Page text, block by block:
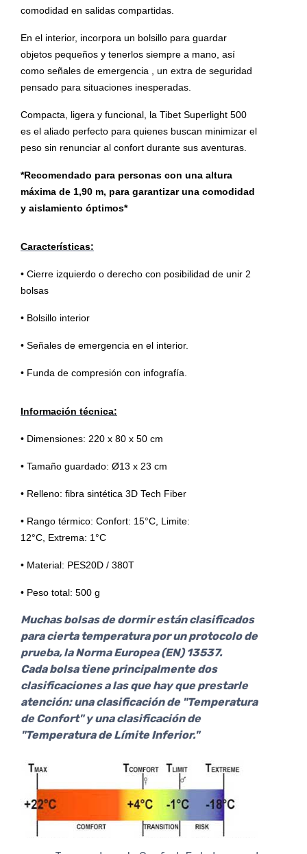
comodidad en salidas compartidas.
En el interior, incorpora un bolsillo para guardar
objetos pequeños y tenerlos siempre a mano, así
como señales de emergencia , un extra de seguridad
pensado para situaciones inesperadas.
Compacta, ligera y funcional, la Tibet Superlight 500
es el aliado perfecto para quienes buscan minimizar el
peso sin renunciar al confort durante sus aventuras.
*Recomendado para personas con una altura
máxima de 1,90 m, para garantizar una comodidad
y aislamiento óptimos*
Características:
• Cierre izquierdo o derecho con posibilidad de unir 2
bolsas
• Bolsillo interior
• Señales de emergencia en el interior.
• Funda de compresión con infografía.
Información técnica:
• Dimensiones: 220 x 80 x 50 cm
• Tamaño guardado: Ø13 x 23 cm
• Relleno: fibra sintética 3D Tech Fiber
• Rango térmico: Confort: 15°C, Limite:
12°C, Extrema: 1°C
• Material: PES20D / 380T
• Peso total: 500 g
Muchas bolsas de dormir están clasificados
para cierta temperatura por un protocolo de
prueba, la Norma Europea (EN) 13537.
Cada bolsa tiene principalmente dos
clasificaciones a las que hay que prestarle
atención: una clasificación de "Temperatura
de Confort" y una clasificación de
"Temperatura de Límite Inferior."